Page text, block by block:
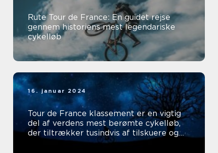
Rute Tour de France: En guidet rejse
gennem historiens mest legendariske
cykelløb
16. januar 2024
Tour de France klassement er en vigtig
del af verdens mest berømte cykelløb,
der tiltrækker tusindvis af tilskuere og
tv-seere hvert år